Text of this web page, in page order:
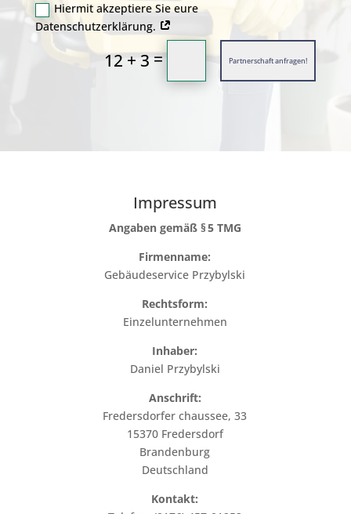
Hiermit akzeptiere Sie eure
Datenschutzerklärung.
12 + 3= Partnerschaft anfragen!
Impressum
Angaben gemäß § 5 TMG
Firmenname:
Gebäudeservice Przybylski
Rechtsform:
Einzelunternehmen
Inhaber:
Daniel Przybylski
Anschrift:
Fredersdorfer chaussee, 33
15370 Fredersdorf
Brandenburg
Deutschland
Kontakt: